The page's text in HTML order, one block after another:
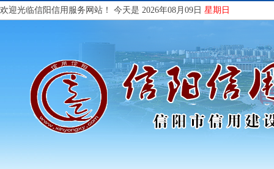
欢迎光临信阳信用服务网站！ 今天是 2026年08月09日 星期日